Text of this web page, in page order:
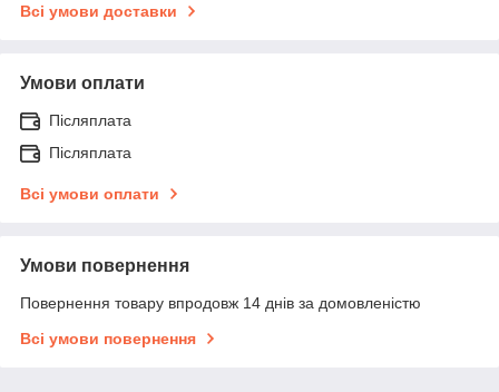
Всі умови доставки
Умови оплати
Післяплата
Післяплата
Всі умови оплати
Умови повернення
Повернення товару впродовж 14 днів за домовленістю
Всі умови повернення